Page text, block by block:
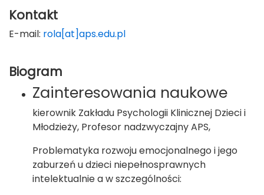
Kontakt
E-mail: rola[at]aps.edu.pl
Biogram
Zainteresowania naukowe
kierownik Zakładu Psychologii Klinicznej Dzieci i
Młodzieży, Profesor nadzwyczajny APS,
Problematyka rozwoju emocjonalnego i jego
zaburzeń u dzieci niepełnosprawnych
intelektualnie a w szczególności: